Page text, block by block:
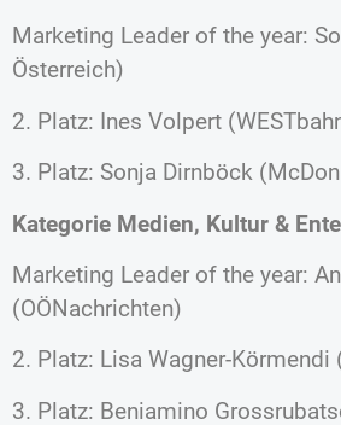
Marketing Leader of the year:
Österreich)
2. Platz: Ines Volpert
3. Platz: Sonja Dirnböck
Kategorie Medien, Kultur &
Marketing Leader of the year:
(OÖNachrichten)
2. Platz: Lisa Wagner-Körmendi
3. Platz: Beniamino